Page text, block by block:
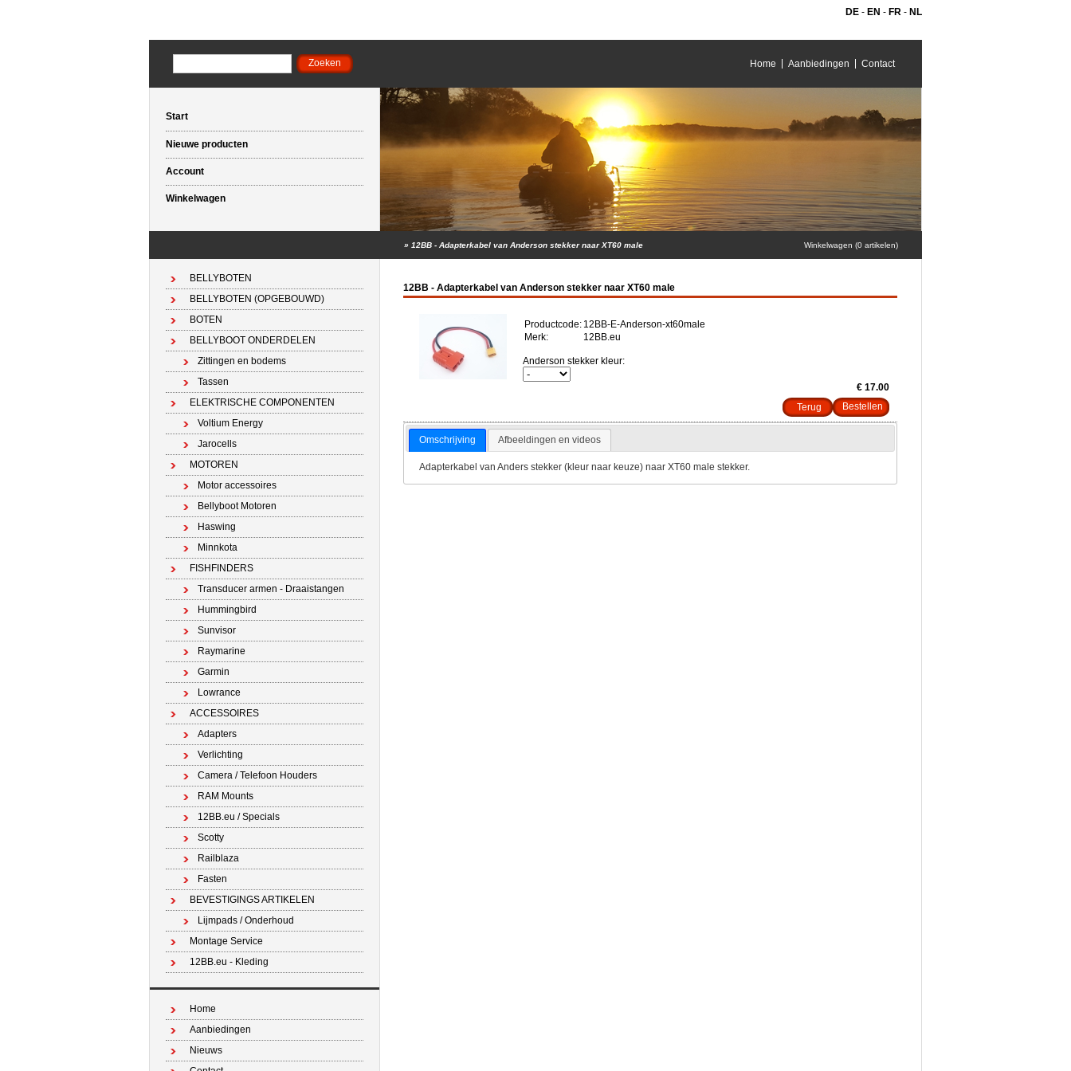
DE - EN - FR - NL
Home Aanbiedingen Contact
Start
Nieuwe producten
Account
Winkelwagen
» 12BB - Adapterkabel van Anderson stekker naar XT60 male Winkelwagen (0 artikelen)
BELLYBOTEN
BELLYBOTEN (OPGEBOUWD)
BOTEN
BELLYBOOT ONDERDELEN
Zittingen en bodems
Tassen
ELEKTRISCHE COMPONENTEN
Voltium Energy
Jarocells
MOTOREN
Motor accessoires
Bellyboot Motoren
Haswing
Minnkota
FISHFINDERS
Transducer armen - Draaistangen
Hummingbird
Sunvisor
Raymarine
Garmin
Lowrance
ACCESSOIRES
Adapters
Verlichting
Camera / Telefoon Houders
RAM Mounts
12BB.eu / Specials
Scotty
Railblaza
Fasten
BEVESTIGINGS ARTIKELEN
Lijmpads / Onderhoud
Montage Service
12BB.eu - Kleding
Home
Aanbiedingen
Nieuws
12BB - Adapterkabel van Anderson stekker naar XT60 male
Productcode: 12BB-E-Anderson-xt60male
Merk:
12BB.eu
Anderson stekker kleur:
€ 17.00
Terug
Omschrijving Afbeeldingen en videos
Adapterkabel van Anders stekker (kleur naar keuze) naar XT60 male stekker.